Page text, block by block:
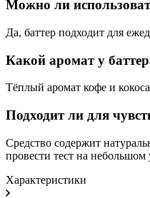
Можно ли
Да, баттер подходит для
Какой аромат у
Тёплый аромат кофе и
Подходит ли для
Средство содержит
провести тест на небольшом
Характеристики